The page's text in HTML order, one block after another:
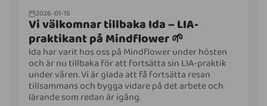
2026-01-15
Vi välkomnar tillbaka Ida – LIA-
praktikant på Mindflower 🌱
Ida har varit hos oss på Mindflower under hösten
och är nu tillbaka för att fortsätta sin LIA-praktik
under våren. Vi är glada att få fortsätta resan
tillsammans och bygga vidare på det arbete och
lärande som redan är igång.